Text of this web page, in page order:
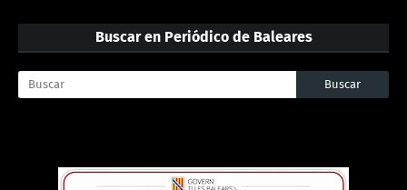
Buscar en Periódico de Baleares